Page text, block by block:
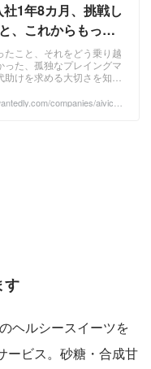
1年8カ月、挑戦し
、これからもっと
と。ー学び編ー | 株
たこと、それをどう乗り越
った、孤独なプレイングマ
助けを求める大切さを知る
ービスの立ち上げ餅は餅
companies/aivick3/
す
ヘルシースイーツを
ービス。砂糖・合成甘